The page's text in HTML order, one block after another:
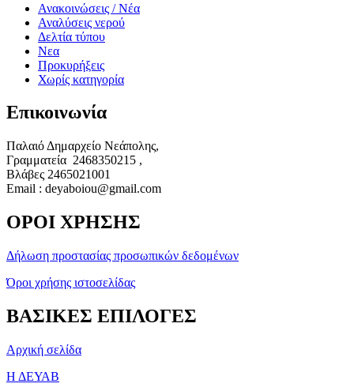
Ανακοινώσεις / Νέα
Αναλύσεις νερού
Δελτία τύπου
Νεα
Προκυρήξεις
Χωρίς κατηγορία
Επικοινωνία
Παλαιό Δημαρχείο Νεάπολης,
Γραμματεία 2468350215 ,
Βλάβες 2465021001
Email : deyaboiou@gmail.com
ΟΡΟΙ ΧΡΗΣΗΣ
Δήλωση προστασίας προσωπικών δεδομένων
Όροι χρήσης ιστοσελίδας
ΒΑΣΙΚΕΣ ΕΠΙΛΟΓΕΣ
Αρχική σελίδα
Η ΔΕΥΑΒ